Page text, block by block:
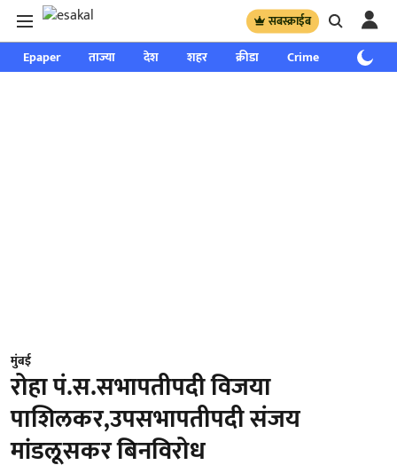
सबस्क्राईब
Epaper ताज्या देश शहर क्रीडा Crime साप्ताहिक
मुंबई
रोहा पं.स.सभापतीपदी विजया
पाशिलकर,उपसभापतीपदी संजय
मांडलूसकर बिनविरोध